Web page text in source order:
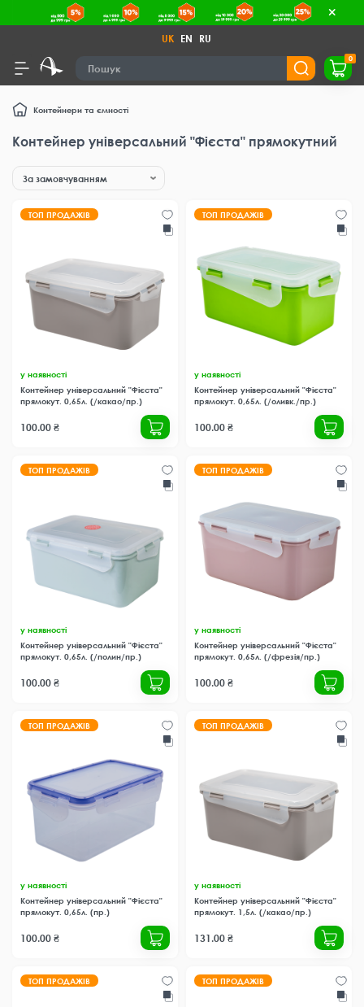
UK EN RU
0
Контейнери та ємності
Контейнер універсальний "Фієста" прямокутний
ТОП ПРОДАЖІВ
у наявності
Контейнер універсальний "Фієста"
прямокут. 0,65л. (/какао/пр.)
100.00 ₴
ТОП ПРОДАЖІВ
у наявності
Контейнер універсальний "Фієста"
прямокут. 0,65л. (/оливк./пр.)
100.00 ₴
ТОП ПРОДАЖІВ
у наявності
Контейнер універсальний "Фієста"
прямокут. 0,65л. (/полин/пр.)
100.00 ₴
ТОП ПРОДАЖІВ
у наявності
Контейнер універсальний "Фієста"
прямокут. 0,65л. (/фрезія/пр.)
100.00 ₴
ТОП ПРОДАЖІВ
у наявності
Контейнер універсальний "Фієста"
прямокут. 0,65л. (пр.)
100.00 ₴
ТОП ПРОДАЖІВ
у наявності
Контейнер універсальний "Фієста"
прямокут. 1,5л. (/какао/пр.)
131.00 ₴
ТОП ПРОДАЖІВ ТОП ПРОДАЖІВ